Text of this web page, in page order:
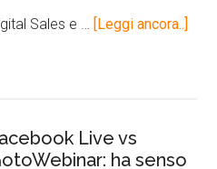
Sales e … [Leggi ancora..]
Live vs
ha senso